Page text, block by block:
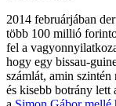
2014 februárjában
több 100 millió
fel a
hogy egy bissau-
számlát, amin
és kisebb botrány lett